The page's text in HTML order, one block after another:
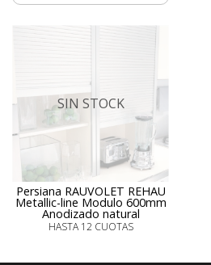
SIN STOCK
Persiana RAUVOLET REHAU
Metallic-line Modulo 600mm
Anodizado natural
HASTA 12 CUOTAS